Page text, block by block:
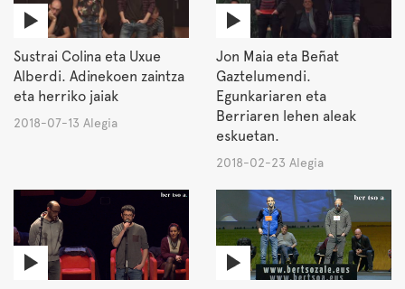
Sustrai Colina eta Uxue
Alberdi. Adinekoen zaintza
eta herriko jaiak
2018-07-13 Alegia
Jon Maia eta Beñat
Gaztelumendi.
Egunkariaren eta
Berriaren lehen aleak
eskuetan.
2018-02-23 Alegia